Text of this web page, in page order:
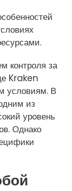
контроля за
Kraken
условиям. В
из
уровень
Однако